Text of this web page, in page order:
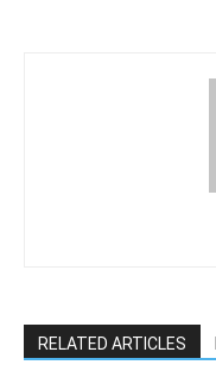
RELATED ARTICLES